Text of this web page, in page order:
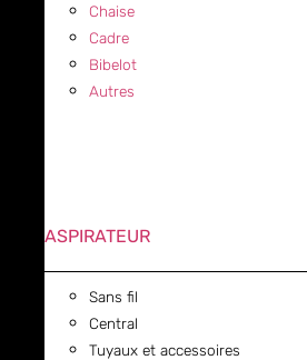
Chaise
Cadre
Bibelot
Autres
ASPIRATEUR
Sans fil
Central
Tuyaux et accessoires